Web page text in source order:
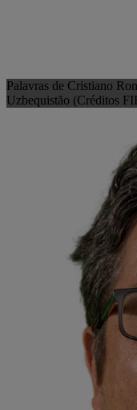
Palavras de Cristiano
Uzbequistão (Créditos